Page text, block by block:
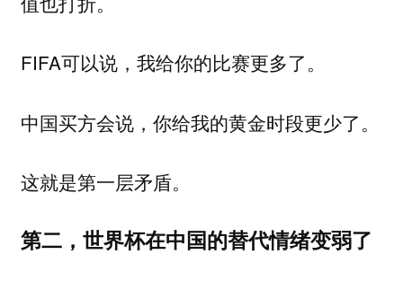
FIFA可以说，我给你的比赛更多了。
中国买方会说，你给我的黄金时段更少了。
这就是第一层矛盾。
第二，世界杯在中国的替代情绪变弱了